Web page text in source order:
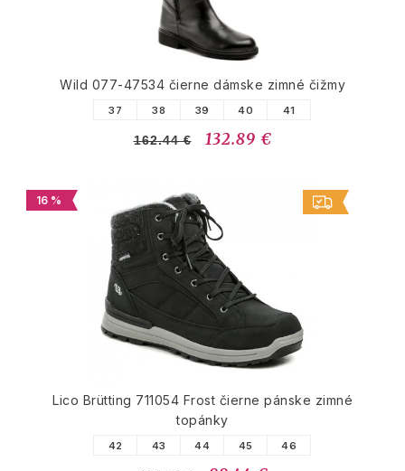
Wild 077-47534 čierne dámske zimné čižmy
37 38 39 40 41
162.44 € 132.89 €
16 %
Lico Brütting 711054 Frost čierne pánske zimné
topánky
42 43 44 45 46